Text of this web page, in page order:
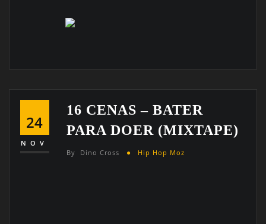
24
NOV
16 CENAS – BATER
PARA DOER (MIXTAPE)
By Dino Cross Hip Hop Moz